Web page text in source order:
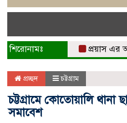
শিরোনামঃ প্রয়াস এর
প্রচ্ছদ চট্টগ্রাম
চট্টগ্রামে কোতোয়ালি থানা
সমাবেশ